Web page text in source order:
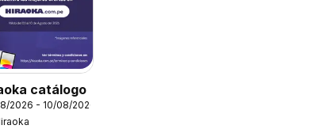
catálogo
2026 - 10/08/2026